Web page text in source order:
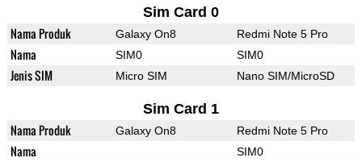
Sim Card 0
Nama Produk Galaxy On8 Redmi Note 5 Pro
Nama SIM0 SIM0
Jenis SIM Micro SIM Nano SIM/MicroSD
Sim Card 1
Nama Produk Galaxy On8 Redmi Note 5 Pro
Nama SIM0